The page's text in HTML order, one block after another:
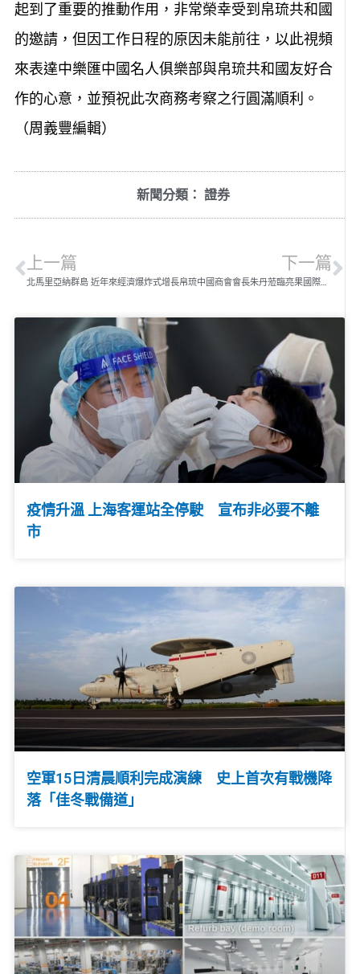
起到了重要的推動作用，非常榮幸受到帛琉共和國
的邀請，但因工作日程的原因未能前往，以此視頻
來表達中樂匯中國名人俱樂部與帛琉共和國友好合
作的心意，並預祝此次商務考察之行圓滿順利。
（周義豐編輯）
新聞分類： 證券
上一篇
北馬里亞納群島 近年來經濟爆炸式增長
下一篇
疫情升溫 上海客運站全停駛 宣布非必要不離
市
空軍15日清晨順利完成演練 史上首次有戰機降
落「佳冬戰備道」